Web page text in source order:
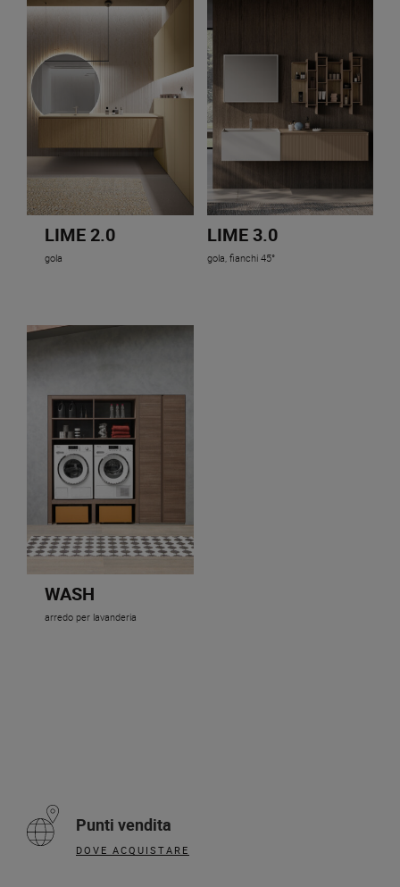
LIME 2.0
gola
LIME 3.0
gola, fianchi 45°
WASH
arredo per lavanderia
Punti vendita
DOVE ACQUISTARE